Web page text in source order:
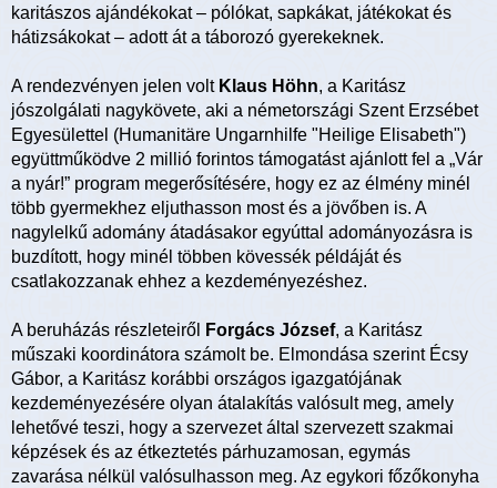
karitászos ajándékokat – pólókat, sapkákat, játékokat és
hátizsákokat – adott át a táborozó gyerekeknek.
A rendezvényen jelen volt Klaus Höhn, a Karitász
jószolgálati nagykövete, aki a németországi Szent Erzsébet
Egyesülettel (Humanitäre Ungarnhilfe "Heilige Elisabeth")
együttműködve 2 millió forintos támogatást ajánlott fel a „Vár
a nyár!” program megerősítésére, hogy ez az élmény minél
több gyermekhez eljuthasson most és a jövőben is. A
nagylelkű adomány átadásakor egyúttal adományozásra is
buzdított, hogy minél többen kövessék példáját és
csatlakozzanak ehhez a kezdeményezéshez.
A beruházás részleteiről Forgács József, a Karitász
műszaki koordinátora számolt be. Elmondása szerint Écsy
Gábor, a Karitász korábbi országos igazgatójának
kezdeményezésére olyan átalakítás valósult meg, amely
lehetővé teszi, hogy a szervezet által szervezett szakmai
képzések és az étkeztetés párhuzamosan, egymás
zavarása nélkül valósulhasson meg. Az egykori főzőkonyha